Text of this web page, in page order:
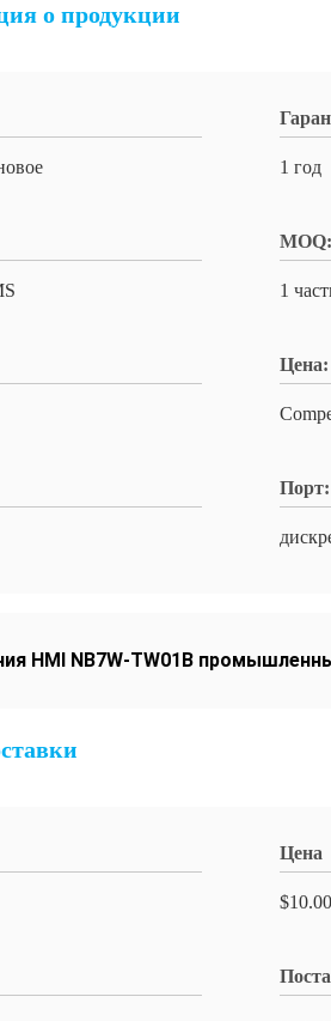
о продукции
1 год
MOQ:
1
Цена:
Порт:
HMI NB7W-TW01B
Цена